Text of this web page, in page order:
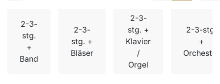
2-3-
stg.
+
Band
2-3-
stg. +
Bläser
2-3-
stg. +
Klavier
/
Orgel
2-3-stg.
+
Orchester